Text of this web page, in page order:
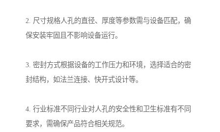
2. 尺寸规格人孔的直径、厚度等参数需与设备匹配，确
保安装牢固且不影响设备运行。
3. 密封方式根据设备的工作压力和环境，选择适合的密
封结构，如法兰连接、快开式设计等。
4. 行业标准不同行业对人孔的安全性和卫生标准有不同
要求，需确保产品符合相关规范。